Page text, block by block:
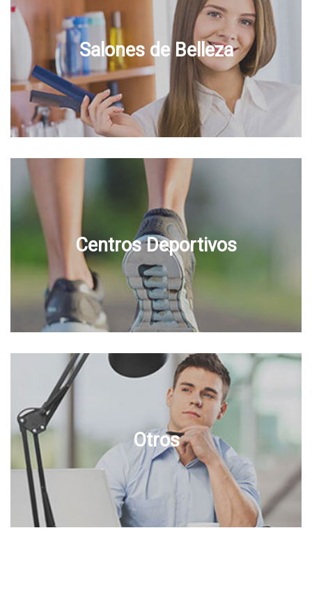
Salones de Belleza
Centros Deportivos
Otros